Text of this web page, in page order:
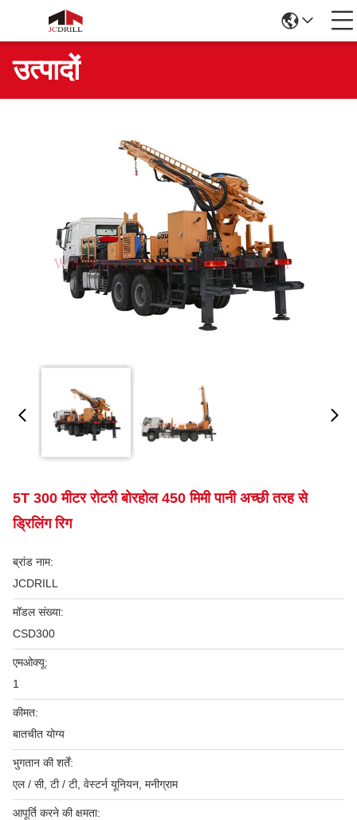
उत्पादों
5T 300 मीटर रोटरी बोरहोल 450 मिमी पानी अच्छी तरह से
ड्रिलिंग रिग
ब्रांड नाम:
JCDRILL
मॉडल संख्या:
CSD300
एमओक्यू:
1
कीमत:
बातचीत योग्य
भुगतान की शर्तें:
एल / सी, टी / टी, वेस्टर्न यूनियन, मनीग्राम
आपूर्ति करने की क्षमता: